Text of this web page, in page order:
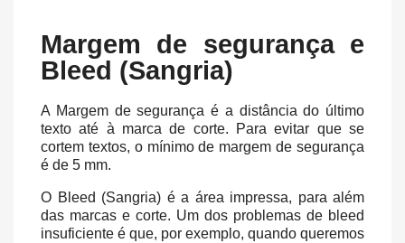
Margem de segurança e
Bleed (Sangria)
A Margem de segurança é a distância do último
texto até à marca de corte. Para evitar que se
cortem textos, o mínimo de margem de segurança
é de 5 mm.
O Bleed (Sangria) é a área impressa, para além
das marcas e corte. Um dos problemas de bleed
insuficiente é que, por exemplo, quando queremos